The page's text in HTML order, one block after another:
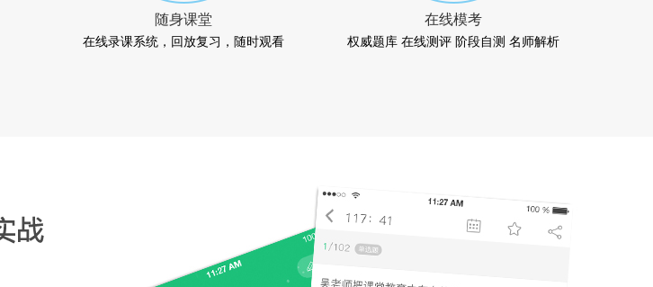
随身课堂
在线录课系统，回放复习，随时观看
在线模考
权威题库 在线测评 阶段自测 名师解析